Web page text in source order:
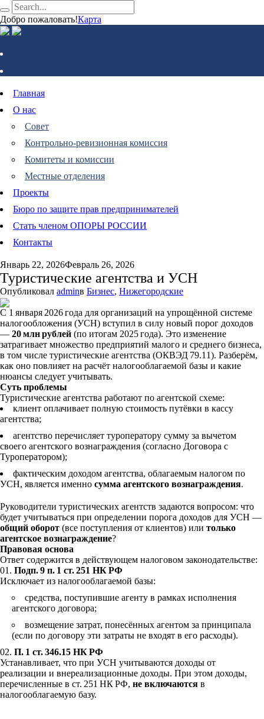
Добро пожаловать!Карта
Главная
О нас
Совет
Контрольно-ревизионная комиссия
Комитеты и комиссии
Местные отделения
Проекты
Бюро по защите прав предпринимателей
Стать членом ОПОРЫ РОССИИ
Контакты
Январь 22, 2026Февраль 26, 2026
Туристические агентства и УСН
Опубликовал adminв Бизнес, Нижегородские
С 1 января 2026 года для организаций на упрощённой системе
налогообложения (УСН) вступил в силу новый порог доходов
— 20 млн рублей (по итогам 2025 года). Это изменение
затрагивает множество предприятий малого и среднего бизнеса,
в том числе туристические агентства (ОКВЭД 79.11). Разберём,
как оно повлияет на расчёт налогооблагаемой базы и какие
нюансы следует учитывать.
Суть проблемы
Туристические агентства работают по агентской схеме:
клиент оплачивает полную стоимость путёвки в кассу
агентства;
агентство перечисляет туроператору сумму за вычетом
своего агентского вознаграждения (согласно Договора с
Туроператором);
фактическим доходом агентства, облагаемым налогом по
УСН, является именно сумма агентского вознаграждения.
Руководители туристических агентств задаются вопросом: что
будет учитываться при определении порога доходов для УСН —
общий оборот (все поступления от клиентов) или только
агентское вознаграждение?
Правовая основа
Ответ содержится в действующем налоговом законодательстве:
Подп. 9 п. 1 ст. 251 НК РФ
Исключает из налогооблагаемой базы:
средства, поступившие агенту в рамках исполнения
агентского договора;
возмещение затрат, понесённых агентом за принципала
(если по договору эти затраты не входят в его расходы).
П. 1 ст. 346.15 НК РФ
Устанавливает, что при УСН учитываются доходы от
реализации и внереализационные доходы. При этом доходы,
перечисленные в ст. 251 НК РФ, не включаются в
налогооблагаемую базу.